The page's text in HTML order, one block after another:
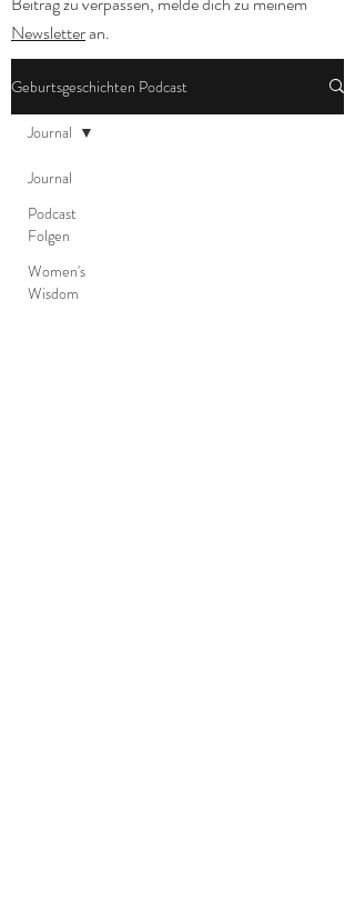
Newsletteran.
Geburtsgeschichten Podcast
Journal
Podcast
Folgen
Women's
Wisdom
Journal